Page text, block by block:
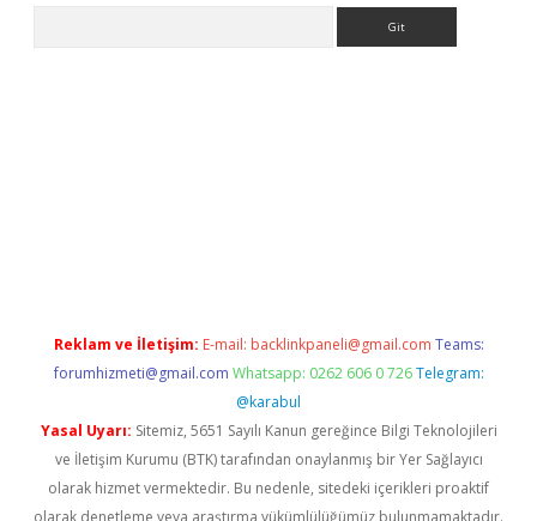
Reklam ve İletişim: E-mail: backlinkpaneli@gmail.com Teams:
forumhizmeti@gmail.com Whatsapp: 0262 606 0 726 Telegram:
@karabul
Yasal Uyarı: Sitemiz, 5651 Sayılı Kanun gereğince Bilgi Teknolojileri
ve İletişim Kurumu (BTK) tarafından onaylanmış bir Yer Sağlayıcı
olarak hizmet vermektedir. Bu nedenle, sitedeki içerikleri proaktif
olarak denetleme veya araştırma yükümlülüğümüz bulunmamaktadır.